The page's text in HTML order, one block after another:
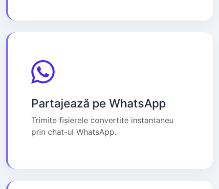
Partajează pe WhatsApp
Trimite fișierele convertite instantaneu
prin chat-ul WhatsApp.